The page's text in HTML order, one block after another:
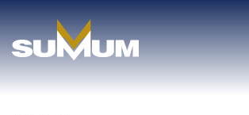
content